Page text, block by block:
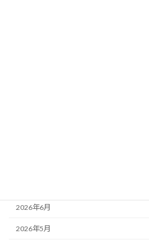
2026年6月
2026年5月